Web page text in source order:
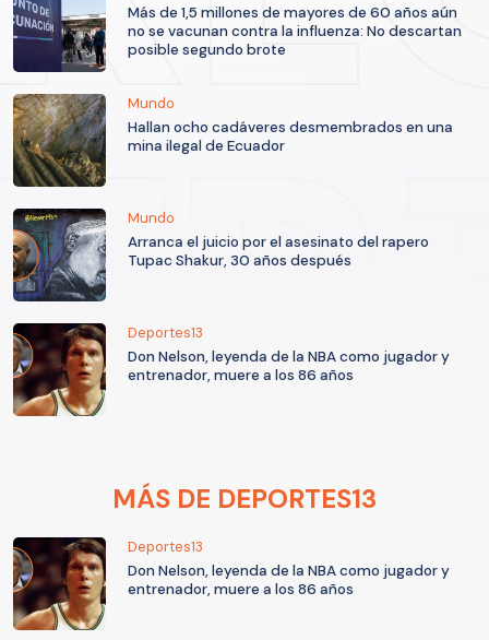
Más de 1,5 millones de mayores de 60 años aún
no se vacunan contra la influenza: No descartan
posible segundo brote
Mundo
Hallan ocho cadáveres desmembrados en una
mina ilegal de Ecuador
Mundo
Arranca el juicio por el asesinato del rapero
Tupac Shakur, 30 años después
Deportes13
Don Nelson, leyenda de la NBA como jugador y
entrenador, muere a los 86 años
MÁS DE DEPORTES13
Deportes13
Don Nelson, leyenda de la NBA como jugador y
entrenador, muere a los 86 años